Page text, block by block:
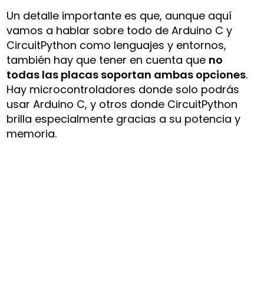
Un detalle importante es que, aunque aquí
vamos a hablar sobre todo de Arduino C y
CircuitPython como lenguajes y entornos,
también hay que tener en cuenta que no
todas las placas soportan ambas opciones.
Hay microcontroladores donde solo podrás
usar Arduino C, y otros donde CircuitPython
brilla especialmente gracias a su potencia y
memoria.